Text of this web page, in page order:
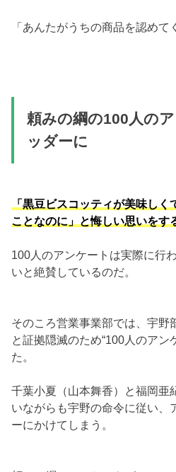
「あんたがうちの商品を認めて
頼みの綱の100人の
ッダーに
「黒豆ビスコッティが美味し
ことなのに」と悔しい思いをす
100人のアンケートは実際に行
いと絶賛しているのだ。
そのころ営業事業部では、宇野
と証拠隠滅のため“100人のアン
た。
千葉小夏（山本舞香）と福岡亜
いながらも宇野の命令に従い、
ーにかけてしまう。